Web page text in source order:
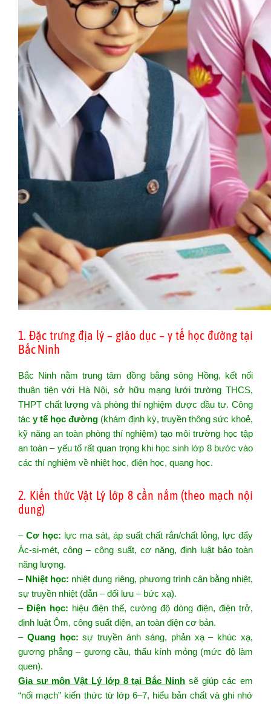
1. Đặc trưng địa lý – giáo dục – y tế học đường tại
Bắc Ninh
Bắc Ninh nằm trung tâm đồng bằng sông Hồng, kết nối
thuận tiện với Hà Nội, sở hữu mạng lưới trường THCS,
THPT chất lượng và phòng thí nghiệm được đầu tư. Công
tác y tế học đường (khám định kỳ, truyền thông sức khoẻ,
kỹ năng an toàn phòng thí nghiệm) tạo môi trường học tập
an toàn – yếu tố rất quan trọng khi học sinh lớp 8 bước vào
các thí nghiệm về nhiệt học, điện học, quang học.
2. Kiến thức Vật Lý lớp 8 cần nắm (theo mạch nội
dung)
– Cơ học: lực ma sát, áp suất chất rắn/chất lỏng, lực đẩy
Ác-si-mét, công – công suất, cơ năng, định luật bảo toàn
năng lượng.
– Nhiệt học: nhiệt dung riêng, phương trình cân bằng nhiệt,
sự truyền nhiệt (dẫn – đối lưu – bức xạ).
– Điện học: hiệu điện thế, cường độ dòng điện, điện trở,
định luật Ôm, công suất điện, an toàn điện cơ bản.
– Quang học: sự truyền ánh sáng, phản xạ – khúc xạ,
gương phẳng – gương cầu, thấu kính mỏng (mức độ làm
quen).
Gia sư môn Vật Lý lớp 8 tại Bắc Ninh sẽ giúp các em
“nối mạch” kiến thức từ lớp 6–7, hiểu bản chất và ghi nhớ